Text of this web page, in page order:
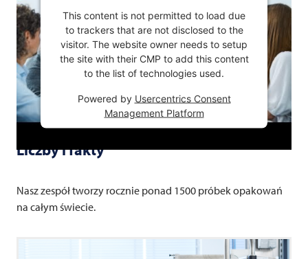
This content is not permitted to load due
to trackers that are not disclosed to the
visitor. The website owner needs to setup
the site with their CMP to add this content
to the list of technologies used.
Powered by Usercentrics Consent
Management Platform
Liczby i fakty
Nasz zespół tworzy rocznie ponad 1500 próbek opakowań
na całym świecie.